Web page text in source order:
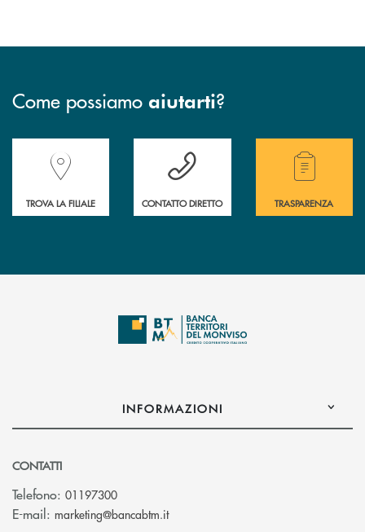
Come possiamo aiutarti?
Accedi all' elenco completo delle filiali della Banca.
TROVA LA FILIALE
Hai bisogno di assistenza immediata?
CONTATTO DIRETTO
Hai bisogno di
TRASPARENZA
INFORMAZIONI
CONTATTI
Telefono: 01197300
E-mail: marketing@bancabtm.it(si apre l’app di posta elettronica)